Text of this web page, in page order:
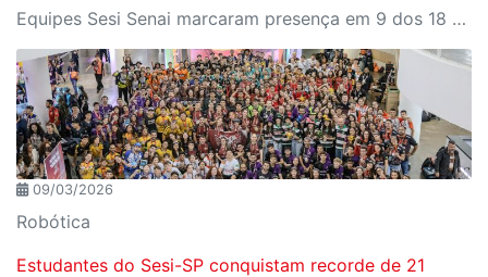
Equipes Sesi Senai marcaram presença em 9 dos 18 prêmios técnicos da competição, que ainda deu à Octopus (Bauru) e à Stardust (Limeira) vagas para o Mundial nos Estados Unidos
09/03/2026
Robótica
Estudantes do Sesi-SP conquistam recorde de 21